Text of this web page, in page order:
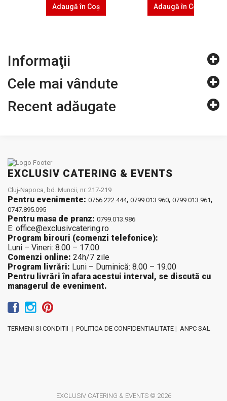
Adaugă în Coş Adaugă în Coş
Informaţii
Cele mai vândute
Recent adăugate
EXCLUSIV CATERING & EVENTS
Cluj-Napoca, bd. Muncii, nr. 217-219
Pentru evenimente: 0756.222.444, 0799.013.960, 0799.013.961,
0747.895.095
Pentru masa de pranz: 0799.013.986
E: office@exclusivcatering.ro
Program birouri (comenzi telefonice):
Luni – Vineri: 8.00 – 17.00
Comenzi online: 24h/7 zile
Program livrări: Luni – Duminică: 8.00 – 19.00
Pentru livrări în afara acestui interval, se discută cu
managerul de eveniment.
TERMENI SI CONDITII | POLITICA DE CONFIDENTIALITATE | ANPC SAL
EXCLUSIV CATERING & EVENTS © 2026